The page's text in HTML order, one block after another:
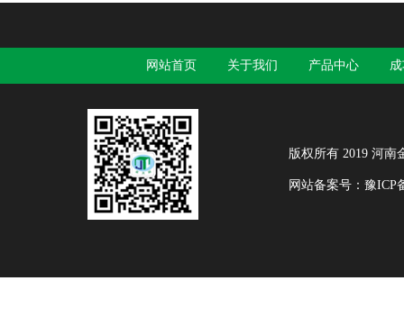
网站首页 关于我们 产品中心
版权所有 2019 河南
网站备案号： 豫ICP